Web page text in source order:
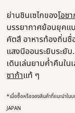
ย่านชินเซไกของโอซ
บรรยากาศย้อนยุคแ
คัตสึ อาหารท้องถิ่น
แสงนีออนระยิบระยั
เดินเล่นยามค่ำคืนใ
ซาก้าแท้ ๆ
*เมื่อซื้อหรือจองสินค้าที่แนะนำใน
JAPAN